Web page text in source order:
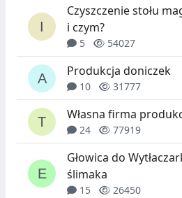
Czyszczenie stołu
i czym?
5 54027
Produkcja doniczek
10 31777
Własna firma
24 77919
Głowica do
ślimaka
15 26450